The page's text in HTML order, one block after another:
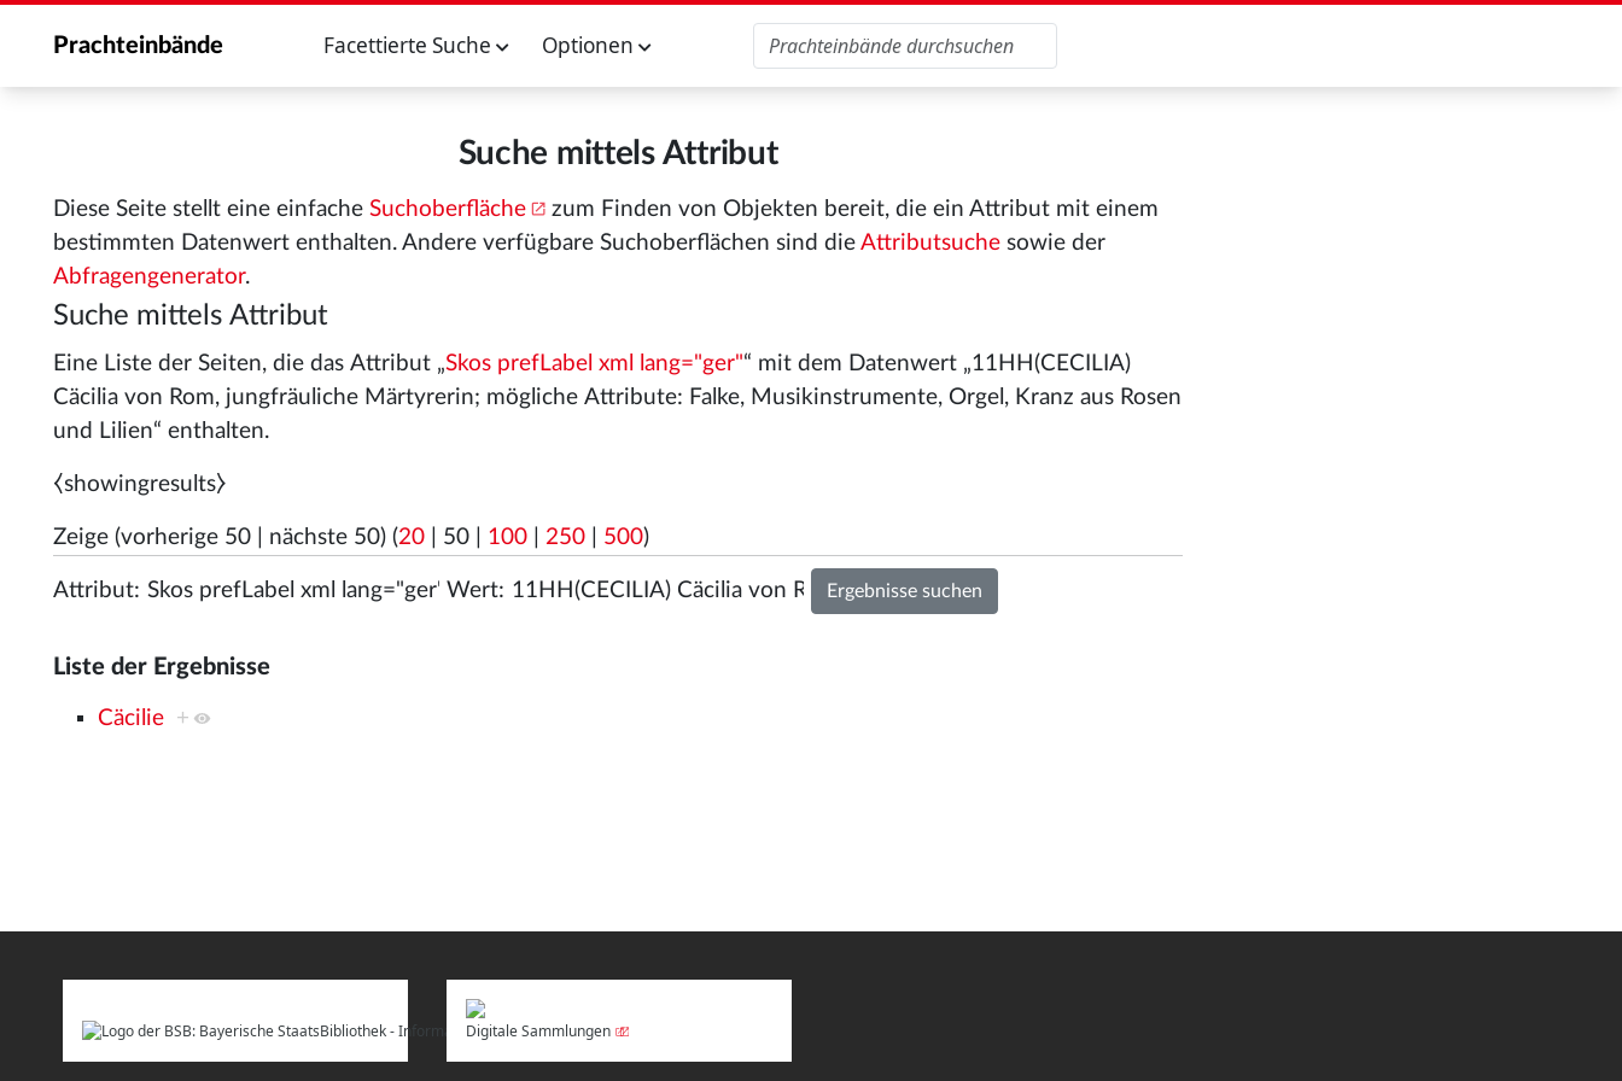
Prachteinbände Facettierte Suche Optionen
Suche mittels Attribut
Diese Seite stellt eine einfache Suchoberfläche
zum Finden von Objekten bereit, die ein Attribut mit einem
bestimmten Datenwert enthalten. Andere verfügbare Suchoberflächen sind die Attributsuche sowie der
Abfragengenerator.
Suche mittels Attribut
Eine Liste der Seiten, die das Attribut „Skos prefLabel xml lang="ger"“ mit dem Datenwert „11HH(CECILIA)
Cäcilia von Rom, jungfräuliche Märtyrerin; mögliche Attribute: Falke, Musikinstrumente, Orgel, Kranz aus Rosen
und Lilien“ enthalten.
⧼showingresults⧽
Zeige (vorherige 50 nächste 50) (20 50 100 250 500)
Attribut: Wert:
Liste der Ergebnisse
Cäcilie +
Digitale Sammlungen